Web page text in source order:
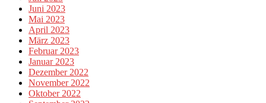
Juni 2023
Mai 2023
April 2023
März 2023
Februar 2023
Januar 2023
Dezember 2022
November 2022
Oktober 2022